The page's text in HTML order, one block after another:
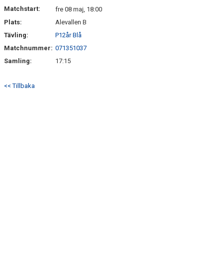
SÖNDRUMS IP
TRYGG I ASTRIO
ASTRIOSHOPEN
Matchstart:
fre 08 maj, 18:00
Plats:
Alevallen B
Tävling:
P12år Blå
Matchnummer: 071351037
Samling:
17:15
<< Tillbaka